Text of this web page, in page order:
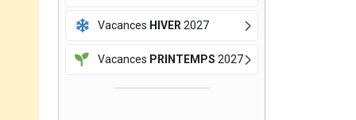
Vacances HIVER 2027
Vacances PRINTEMPS 2027